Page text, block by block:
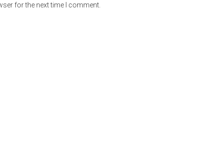
for the next time I comment.